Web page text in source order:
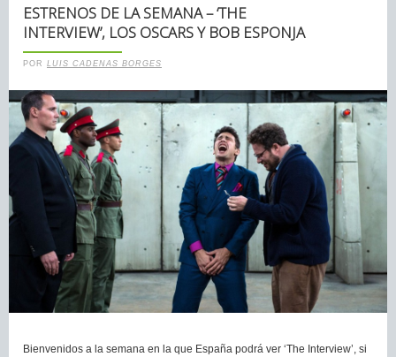
ESTRENOS DE LA SEMANA – ‘THE
INTERVIEW’, LOS OSCARS Y BOB ESPONJA
POR LUIS CADENAS BORGES
Bienvenidos a la semana en la que España podrá ver ‘The Interview’, si